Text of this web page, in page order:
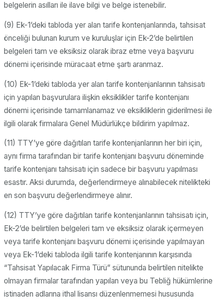
belgelerin asılları ile ilave bilgi ve belge istenebilir.
(9) Ek-1’deki tabloda yer alan tarife kontenjanlarında, tahsisat
önceliği bulunan kurum ve kuruluşlar için Ek-2’de belirtilen
belgeleri tam ve eksiksiz olarak ibraz etme veya başvuru
dönemi içerisinde müracaat etme şartı aranmaz.
(10) Ek-1’deki tabloda yer alan tarife kontenjanlarının tahsisatı
için yapılan başvurulara ilişkin eksiklikler tarife kontenjanı
dönemi içerisinde tamamlanamaz ve eksikliklerin giderilmesi ile
ilgili olarak firmalara Genel Müdürlükçe bildirim yapılmaz.
(11) TTY’ye göre dağıtılan tarife kontenjanlarının her biri için,
aynı firma tarafından bir tarife kontenjanı başvuru döneminde
tarife kontenjanı tahsisatı için sadece bir başvuru yapılması
esastır. Aksi durumda, değerlendirmeye alınabilecek nitelikteki
en son başvuru değerlendirmeye alınır.
(12) TTY’ye göre dağıtılan tarife kontenjanlarının tahsisatı için,
Ek-2’de belirtilen belgeleri tam ve eksiksiz olarak içermeyen
veya tarife kontenjanı başvuru dönemi içerisinde yapılmayan
veya Ek-1’deki tabloda ilgili tarife kontenjanının karşısında
“Tahsisat Yapılacak Firma Türü” sütununda belirtilen nitelikte
olmayan firmalar tarafından yapılan veya bu Tebliğ hükümlerine
istinaden adlarına ithal lisansı düzenlenmemesi hususunda